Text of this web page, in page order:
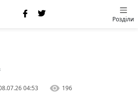
Розділи
04:53 196